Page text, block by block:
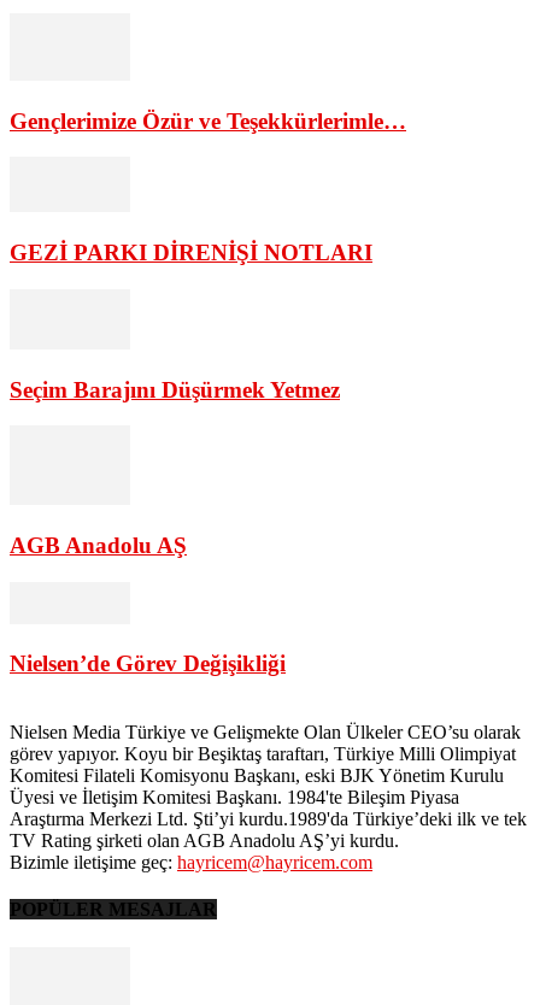
Gençlerimize Özür ve Teşekkürlerimle…
GEZİ PARKI DİRENİŞİ NOTLARI
Seçim Barajını Düşürmek Yetmez
AGB Anadolu AŞ
Nielsen’de Görev Değişikliği
Nielsen Media Türkiye ve Gelişmekte Olan Ülkeler CEO’su olarak
görev yapıyor. Koyu bir Beşiktaş taraftarı, Türkiye Milli Olimpiyat
Komitesi Filateli Komisyonu Başkanı, eski BJK Yönetim Kurulu
Üyesi ve İletişim Komitesi Başkanı. 1984'te Bileşim Piyasa
Araştırma Merkezi Ltd. Şti’yi kurdu.1989'da Türkiye’deki ilk ve tek
TV Rating şirketi olan AGB Anadolu AŞ’yi kurdu.
Bizimle iletişime geç: hayricem@hayricem.com
POPÜLER MESAJLAR